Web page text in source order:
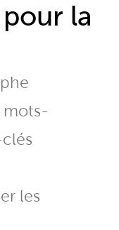
la
mots-
les